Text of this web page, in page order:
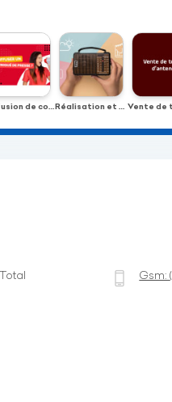
Diffusion de communiqués Réalisation et diffusion des publi-reportages
Gsm: